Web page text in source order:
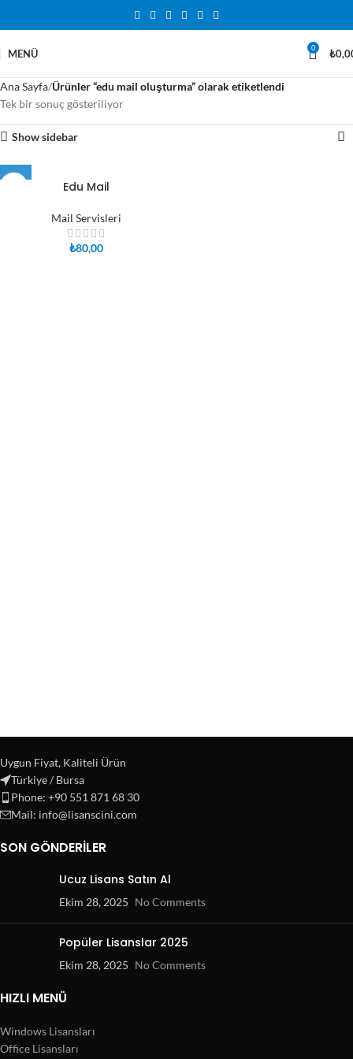
MENÜ 0 ₺
Ana Sayfa Ürünler “edu mail oluşturma” olarak etiketlendi
Tek bir sonuç gösteriliyor
Show sidebar
Edu Mail
Mail Servisleri
₺80,00
Uygun Fiyat, Kaliteli Ürün
Türkiye / Bursa
Phone: +90 551 871 68 30
Mail: info@lisanscini.com
SON GÖNDERILER
Ucuz Lisans Satın Al
Ekim 28, 2025 No Comments
Popüler Lisanslar 2025
Ekim 28, 2025 No Comments
HIZLI MENÜ
Windows Lisansları
Office Lisansları